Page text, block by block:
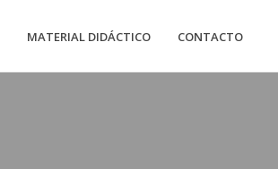
MATERIAL DIDÁCTICO CONTACTO